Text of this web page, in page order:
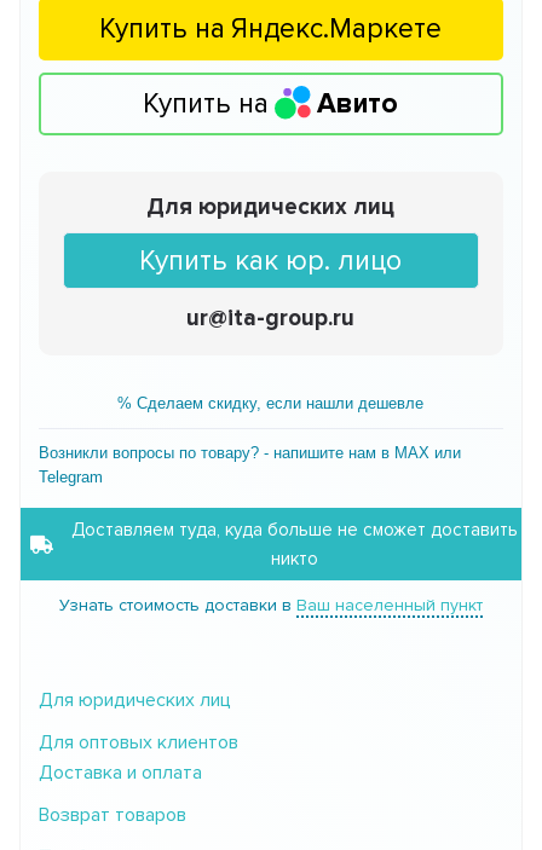
Купить на Яндекс.Маркете
Купить на Авито
Для юридических лиц
Купить как юр. лицо
ur@ita-group.ru
% Сделаем скидку, если нашли дешевле
Возникли вопросы по товару? - напишите нам в MAX или
Telegram
Доставляем туда, куда больше не сможет доставить
никто
Узнать стоимость доставки в Ваш населенный пункт
Для юридических лиц
Для оптовых клиентов
Доставка и оплата
Возврат товаров